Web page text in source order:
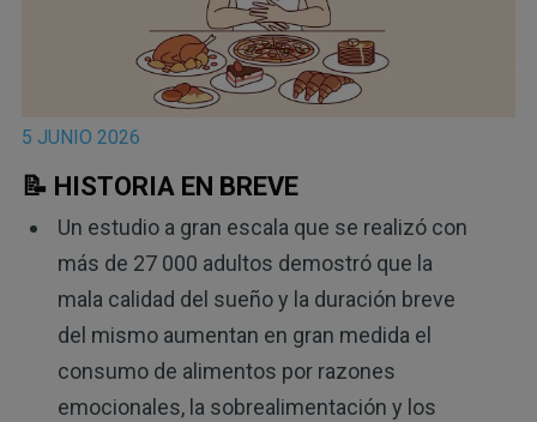
5 JUNIO 2026
📝 HISTORIA EN BREVE
Un estudio a gran escala que se realizó con
más de 27 000 adultos demostró que la
mala calidad del sueño y la duración breve
del mismo aumentan en gran medida el
consumo de alimentos por razones
emocionales, la sobrealimentación y los